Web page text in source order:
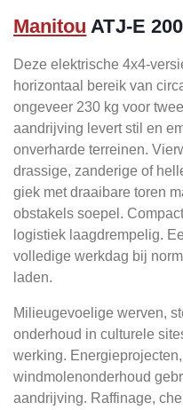
Manitou ATJ-E
Deze elektrische 4x4-
horizontaal bereik van
ongeveer 230 kg voor
aandrijving levert stil en
onverharde terreinen.
drassige, zanderige of
giek met draaibare toren
obstakels soepel.
logistiek laagdrempelig.
volledige werkdag bij
laden.
Milieugevoelige werven,
onderhoud in culturele
werking.
windmolenonderhoud
aandrijving. Raffinage,